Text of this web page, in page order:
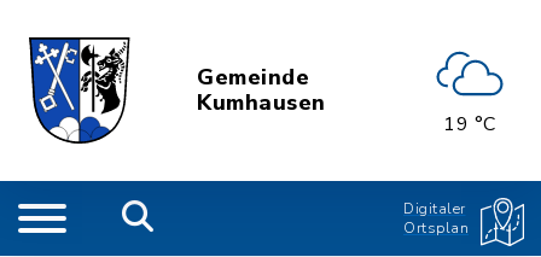
Gemeinde
Kumhausen
19 °C
Digitaler
Ortsplan